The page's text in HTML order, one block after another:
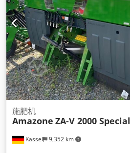
Kassel 9,352 km
施肥机
Amazone ZA-V 2000 Special